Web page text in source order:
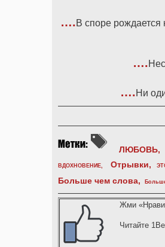
….В споре рождается
….
….Ни
ЛЮБОВЬ,
ВДОХНОВЕНИЕ, Отрывки,
Больше чем слова,
Жми
Читайте